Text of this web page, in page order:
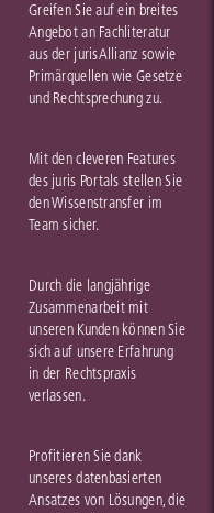
Greifen Sie auf ein breites
Angebot an Fachliteratur
aus der jurisAllianz sowie
Primärquellen wie Gesetze
und Rechtsprechung zu.
Mit den cleveren Features
des juris Portals stellen Sie
den Wissenstransfer im
Team sicher.
Durch die langjährige
Zusammenarbeit mit
unseren Kunden können Sie
sich auf unsere Erfahrung
in der Rechtspraxis
verlassen.
Profitieren Sie dank
unseres datenbasierten
Ansatzes von Lösungen, die